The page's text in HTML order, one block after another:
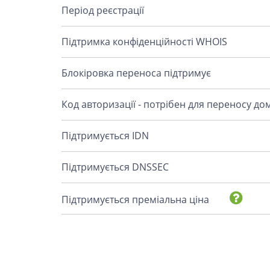
Період реєстрації
Підтримка конфіденційності WHOIS
Блокіровка переноса підтримує
Код авторизації - потрібен для переносу
Підтримується IDN
Підтримується DNSSEC
Підтримується преміальна ціна